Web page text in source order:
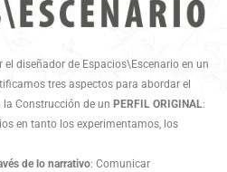
diseñador de Espacios\Escenario en un
tres aspectos para abordar el
la Construcción de un PERFIL ORIGINAL:
en tanto los experimentamos, los
de lo narrativo: Comunicar